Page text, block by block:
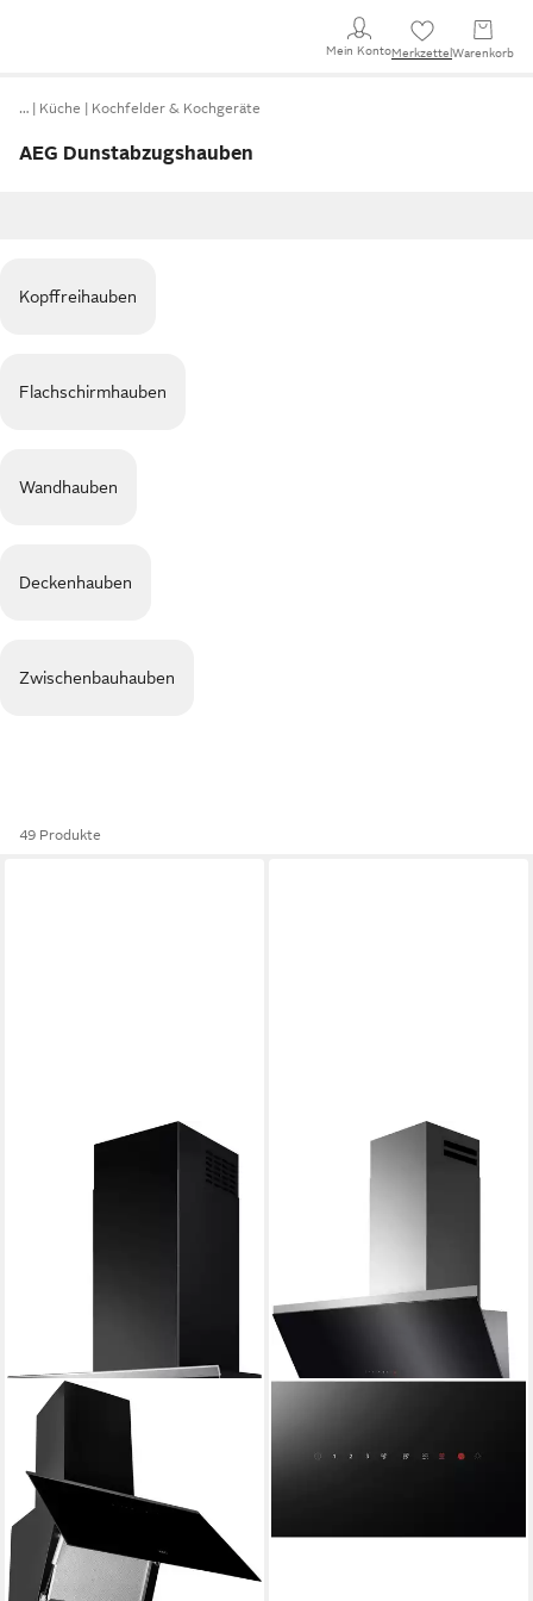
Mein KontoMerkzettel Warenkorb
… Küche Kochfelder & Kochgeräte
AEG Dunstabzugshauben
Kopffreihauben
Flachschirmhauben
Wandhauben
Deckenhauben
Zwischenbauhauben
49 Produkte